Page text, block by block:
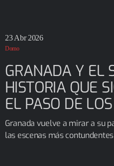
23 Abr 2026
Domo
GRANADA Y EL
HISTORIA QUE
EL PASO DE
Granada vuelve a mirar a su
las escenas más